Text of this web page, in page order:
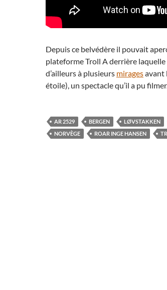
Depuis ce belvédère il pouvait
plateforme Troll A derrière laquelle
d’ailleurs à plusieurs miragesavant
étoile), un spectacle qu’il a pu
AR 2529 BERGEN LØVSTAKKEN
NORVÈGE
ROAR INGE HANSEN